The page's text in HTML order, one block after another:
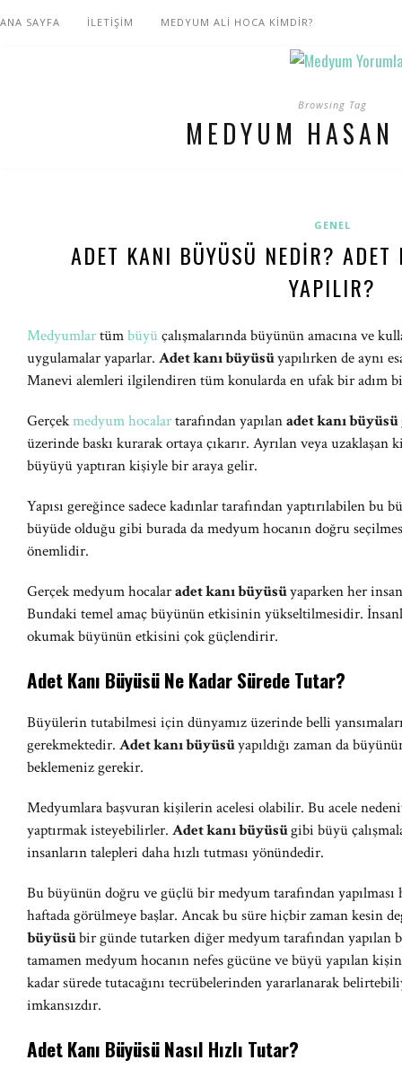
ANA SAYFA İLETİŞİM MEDYUM ALİ HOCA KİMDİR?
Browsing Tag
MEDYUM
GENEL
ADET KANI BÜYÜSÜ NEDIR?
YAPILIR?
Medyumlartümbüyü çalışmalarında büyünün amacına ve
uygulamalar yaparlar. Adet kanı büyüsüyapılırken de aynı
Manevi alemleri ilgilendiren tüm konularda en ufak bir adım
Gerçekmedyum hocalartarafından yapılanadet kanı büyüsü
üzerinde baskı kurarak ortaya çıkarır. Ayrılan veya uzaklaşan
büyüyü yaptıran kişiyle bir araya gelir.
Yapısı gereğince sadece kadınlar tarafından yaptırılabilen
büyüde olduğu gibi burada da medyum hocanın doğru
önemlidir.
Gerçek medyum hocalaradet kanı büyüsüyaparken her
Bundaki temel amaç büyünün etkisinin yükseltilmesidir.
okumak büyünün etkisini çok güçlendirir.
Adet Kanı Büyüsü Ne Kadar Sürede Tutar?
Büyülerin tutabilmesi için dünyamız üzerinde belli
gerekmektedir. Adet kanı büyüsüyapıldığı zaman da
beklemeniz gerekir.
Medyumlara başvuran kişilerin acelesi olabilir. Bu acele
yaptırmak isteyebilirler. Adet kanı büyüsügibi büyü
insanların talepleri daha hızlı tutması yönündedir.
Bu büyünün doğru ve güçlü bir medyum tarafından
haftada görülmeye başlar. Ancak bu süre hiçbir zaman kesin
büyüsübir günde tutarken diğer medyum tarafından
tamamen medyum hocanın nefes gücüne ve büyü yapılan
kadar sürede tutacağını tecrübelerinden yararlanarak
imkansızdır.
Adet Kanı Büyüsü Nasıl Hızlı Tutar?